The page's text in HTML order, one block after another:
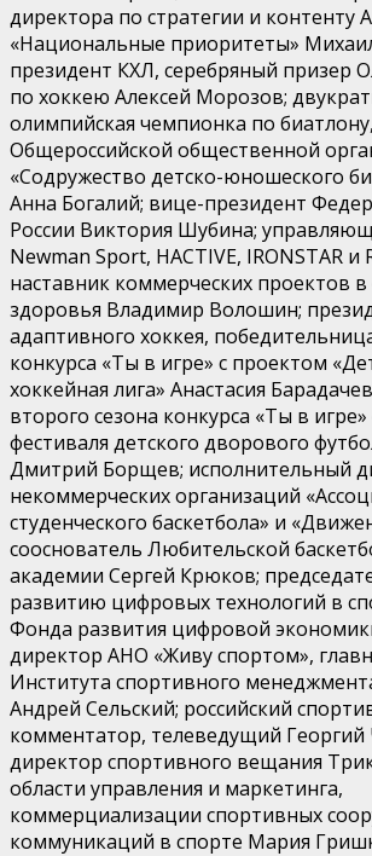
директора по стратегии и контенту
«Национальные приоритеты»
президент КХЛ, серебряный призер
по хоккею Алексей Морозов;
олимпийская чемпионка по
Общероссийской общественной
«Содружество детско-юношеского
Анна Богалий; вице-президент
России Виктория Шубина;
Newman Sport, HACTIVE, IRONSTAR и
наставник коммерческих проектов в
здоровья Владимир Волошин;
адаптивного хоккея,
конкурса «Ты в игре» с проектом
хоккейная лига» Анастасия
второго сезона конкурса «Ты в
фестиваля детского дворового
Дмитрий Борщев; исполнительный
некоммерческих организаций
студенческого баскетбола» и
сооснователь Любительской
академии Сергей Крюков;
развитию цифровых технологий в
Фонда развития цифровой
директор АНО «Живу спортом»,
Института спортивного
Андрей Сельский; российский
комментатор, телеведущий Георгий
директор спортивного вещания
области управления и маркетинга,
коммерциализации спортивных
коммуникаций в спорте Мария